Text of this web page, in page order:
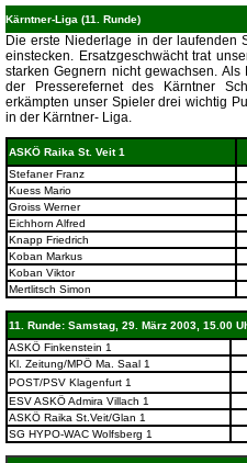
Kärntner-Liga (11. Runde)
Die erste Niederlage in der laufenden
einstecken. Ersatzgeschwächt trat
starken Gegnern nicht gewachsen.
der Presserefernet des Kärntner
erkämpten unser Spieler drei wichtig
in der Kärntner- Liga.
ASKÖ Raika St. Veit 1
Stefaner Franz
Kuess Mario
Groiss Werner
Eichhorn Alfred
Knapp Friedrich
Koban Markus
Koban Viktor
Mertlitsch Simon
11. Runde: Samstag, 29. März 2003, 15.00
ASKÖ Finkenstein 1
Kl. Zeitung/MPÖ Ma. Saal 1
POST/PSV Klagenfurt 1
ESV ASKÖ Admira Villach 1
ASKÖ Raika St.Veit/Glan 1
SG HYPO-WAC Wolfsberg 1